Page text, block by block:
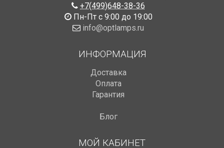
+7(499)648-38-36
Пн-Пт с 9:00 до 19:00
info@optlamps.ru
ИНФОРМАЦИЯ
Доставка
Оплата
Гарантия
Блог
МОЙ КАБИНЕТ